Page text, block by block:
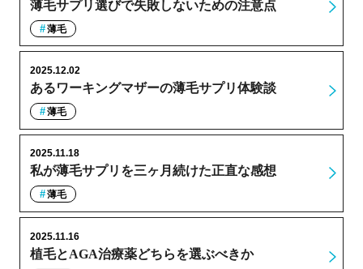
薄毛サプリ選びで失敗しないための注意点
薄毛
あるワーキングマザーの薄毛サプリ体験談
2025.12.02
薄毛
私が薄毛サプリを三ヶ月続けた正直な感想
2025.11.18
薄毛
植毛とAGA治療薬どちらを選ぶべきか
2025.11.16